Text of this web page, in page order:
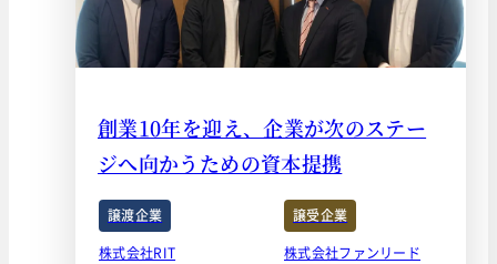
創業10年を迎え、企業が次のステー
ジへ向かうための資本提携
譲渡企業
譲受企業
株式会社RIT
株式会社ファンリード